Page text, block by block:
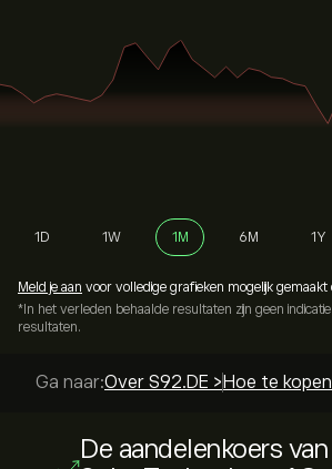
1D 1W 1M 6M 1Y
Meld je aan voor volledige grafieken mogelijk gemaakt
*In het verleden behaalde resultaten zijn geen
resultaten.
Ga naar:Over S92.DE > Hoe te
De aandelenkoers